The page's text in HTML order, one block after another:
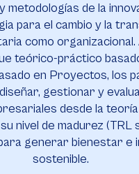
metodologías de la
para el cambio y la
como
teórico-práctico
en Proyectos, los
gestionar y
desde la teoría
nivel de madurez (TRL
generar bienestar e
sostenible.